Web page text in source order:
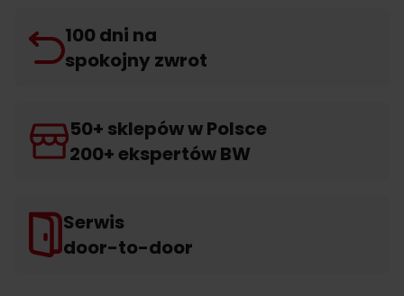
100 dni na
spokojny zwrot
50+ sklepów w Polsce
200+ ekspertów BW
Serwis
door-to-door